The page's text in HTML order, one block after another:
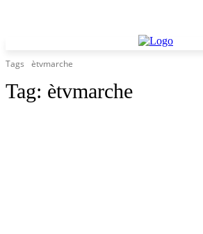
Tags ètvmarche
Tag: ètvmarche